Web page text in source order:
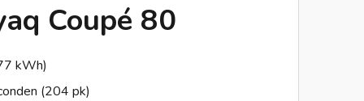
Coupé 80
kWh)
(204 pk)